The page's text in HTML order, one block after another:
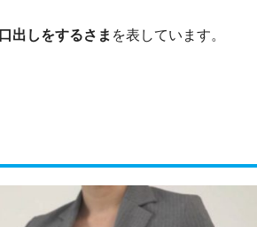
出しをするさま を表しています。